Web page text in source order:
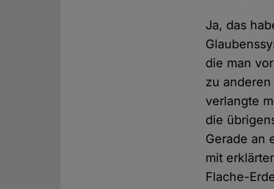
Ja, das
die man
zu
verlangte
die
Gerade an
mit
Flache-